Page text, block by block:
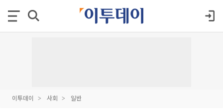
이투데이 사회 일반